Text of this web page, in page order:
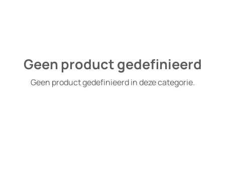
Geen product gedefinieerd
Geen product gedefinieerd in deze categorie.